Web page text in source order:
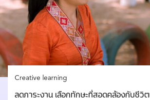
Creative learning
ลดภาระงาน เลือกทักษะที่สอดคล้องกับชีวิ